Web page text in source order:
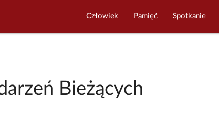
Człowiek Pamięć Spotkanie
Bieżących